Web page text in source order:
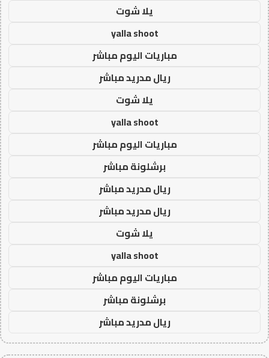
يلا شوت
yalla shoot
مباريات اليوم مباشر
ريال مدريد مباشر
يلا شوت
yalla shoot
مباريات اليوم مباشر
برشلونة مباشر
ريال مدريد مباشر
ريال مدريد مباشر
يلا شوت
yalla shoot
مباريات اليوم مباشر
برشلونة مباشر
ريال مدريد مباشر